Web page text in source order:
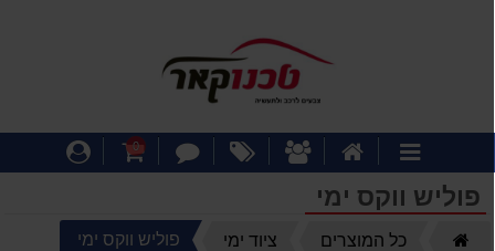
קטגוריותהבית
אודותינומבצעיםצור
עגלת
0
פוליש ווקס ימי
כל המוצרים ציוד ימי פוליש ווקס ימי